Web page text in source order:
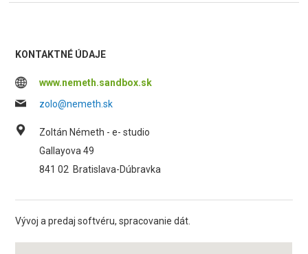
KONTAKTNÉ ÚDAJE
www.nemeth.sandbox.sk
zolo@nemeth.sk
Zoltán Németh - e- studio
Gallayova 49
841 02 Bratislava-Dúbravka
Vývoj a predaj softvéru, spracovanie dát.